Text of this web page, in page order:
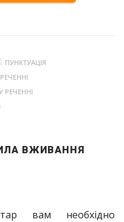
ПУНКТУАЦІЯ
РЕЧЕННІ
ВЖИВАННЯ
вам необхідно